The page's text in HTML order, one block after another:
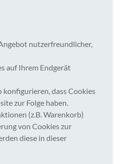
nutzerfreundlicher,
auf Ihrem Endgerät
konfigurieren, dass Cookies
zur Folge haben.
(z.B. Warenkorb)
von Cookies zur
diese in dieser